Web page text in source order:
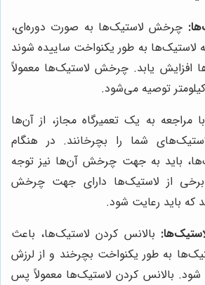
چرخش لاستیک‌ها به صورت دوره‌ای،
به طور یکنواخت ساییده شوند
افزایش یابد. چرخش لاستیک‌ها معمولاً
مراجعه به یک تعمیرگاه مجاز، از آن‌ها
شما را بچرخانند. در هنگام
باید به جهت چرخش آن‌ها نیز توجه
برخی از لاستیک‌ها دارای جهت چرخش
باید رعایت شود.
بالانس کردن لاستیک‌ها، باعث
به طور یکنواخت بچرخند و از لرزش
شود. بالانس کردن لاستیک‌ها معمولاً پس